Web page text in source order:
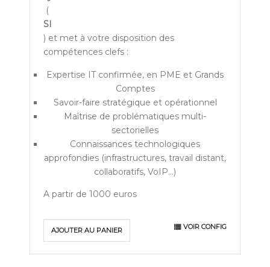
(
SI
) et met à votre disposition des
compétences clefs :
Expertise IT confirmée, en PME et Grands
Comptes
Savoir-faire stratégique et opérationnel
Maîtrise de problématiques multi-
sectorielles
Connaissances technologiques
approfondies (infrastructures, travail distant,
collaboratifs, VoIP…)
A partir de 1000 euros
AJOUTER AU PANIER VOIR CONFIG